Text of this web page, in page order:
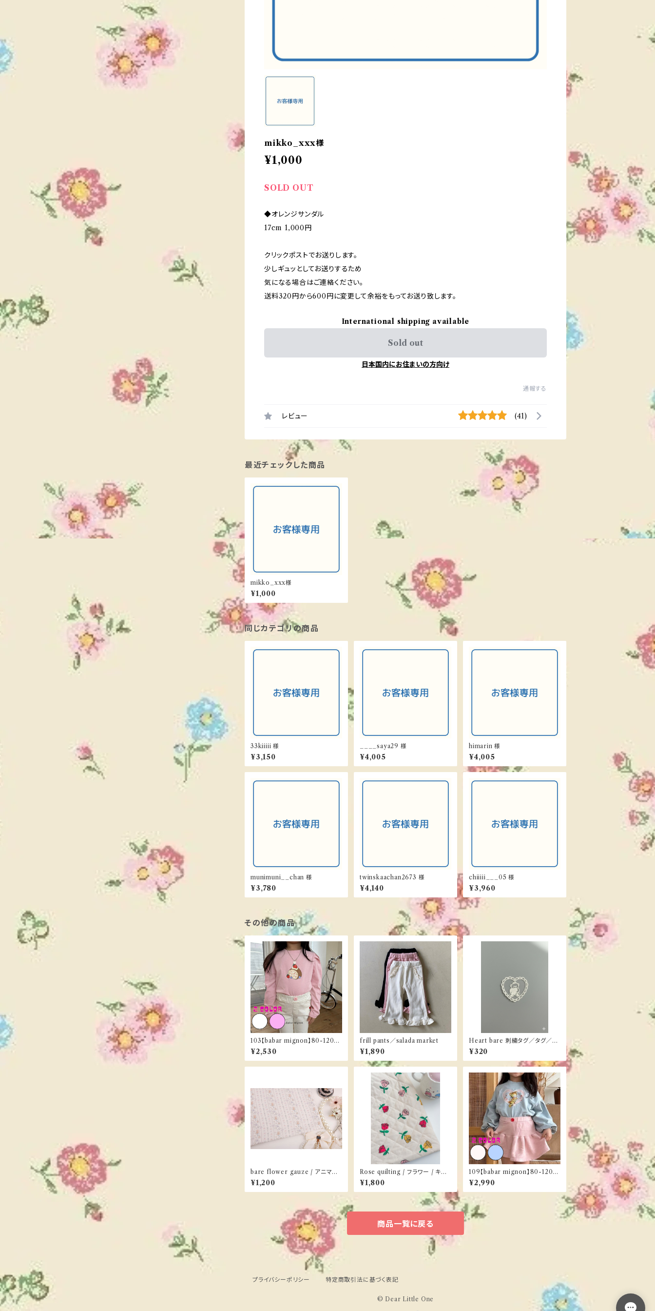
mikko_xxx様
¥1,000
SOLD OUT
◆オレンジサンダル
17cm 1,000円
クリックポストでお送りします。
少しギュッとしてお送りするため
気になる場合はご連絡ください。
送料320円から600円に変更して余裕をもってお送り致します。
International shipping available
Sold out
日本国内にお住まいの方向け
通報する
レビュー (41)
最近チェックした商品
mikko_xxx様
¥1,000
同じカテゴリの商品
33kiiiii 様
¥3,150
____saya29 様
¥4,005
himarin 様
¥4,005
munimuni__chan 様
¥3,780
twinskaachan2673 様
¥4,140
chiiiii___05 様
¥3,960
その他の商品
103【babar mignon】80-120c
m《ご予約／３月下旬お届け》
¥2,530
frill pants／salada market
¥1,890
Heart bare 刺繍タグ／タグ／ア
ニマル／ハート
¥320
bare flower gauze / アニマル /
ガーゼ
¥1,200
Rose quilting / フラワー / キル
ティング
¥1,800
109【babar mignon】80-120c
m《ご予約／３月下旬お届け》
¥2,990
商品一覧に戻る
プライバシーポリシー 特定商取引法に基づく表記
© Dear Little One